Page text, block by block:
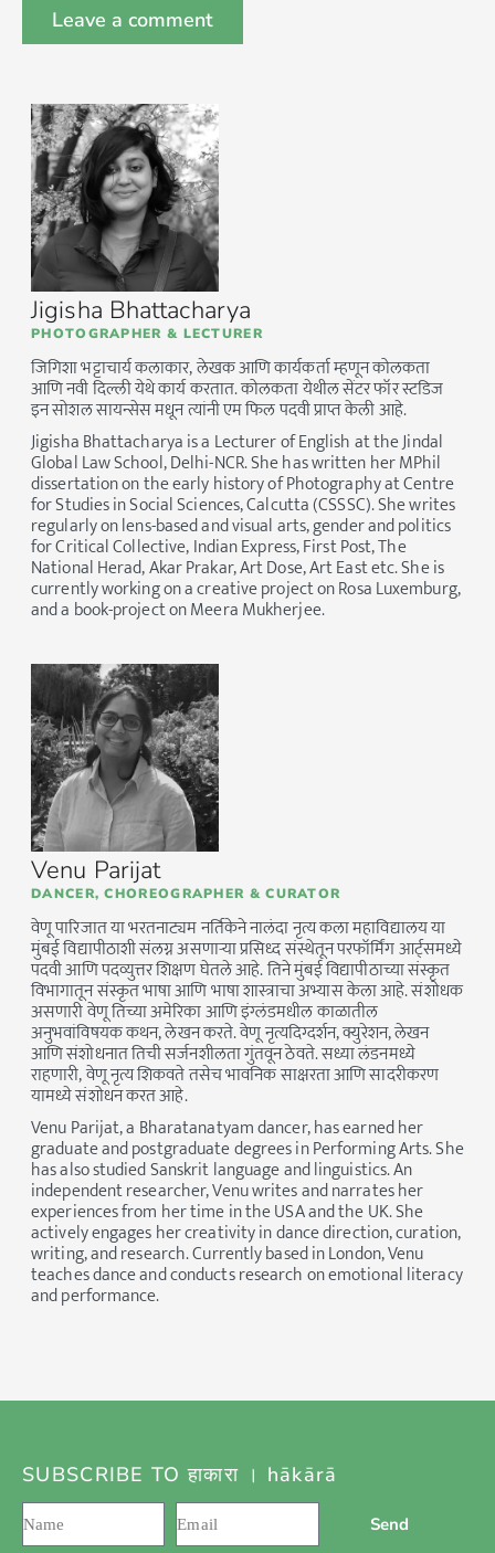
Jigisha Bhattacharya
PHOTOGRAPHER & LECTURER
जिगिशा भट्टाचार्य कलाकार, लेखक आणि कार्यकर्ता म्हणून कोलकता
आणि नवी दिल्ली येथे कार्य करतात. कोलकता येथील सेंटर फॉर स्टडिज
इन सोशल सायन्सेस मधून त्यांनी एम फिल पदवी प्राप्त केली आहे.
Jigisha Bhattacharya is a Lecturer of English at the Jindal
Global Law School, Delhi-NCR. She has written her MPhil
dissertation on the early history of Photography at Centre
for Studies in Social Sciences, Calcutta (CSSSC). She writes
regularly on lens-based and visual arts, gender and politics
for Critical Collective, Indian Express, First Post, The
National Herad, Akar Prakar, Art Dose, Art East etc. She is
currently working on a creative project on Rosa Luxemburg,
and a book-project on Meera Mukherjee.
Venu Parijat
DANCER, CHOREOGRAPHER & CURATOR
वेणू पारिजात या भरतनाट्यम नर्तिकेने नालंदा नृत्य कला महाविद्यालय या
मुंबई विद्यापीठाशी संलग्न असणाऱ्या प्रसिध्द संस्थेतून परफॉर्मिंग आर्ट्समध्ये
पदवी आणि पदव्युत्तर शिक्षण घेतले आहे. तिने मुंबई विद्यापीठाच्या संस्कृत
विभागातून संस्कृत भाषा आणि भाषा शास्त्राचा अभ्यास केला आहे. संशोधक
असणारी वेणू तिच्या अमेरिका आणि इंग्लंडमधील काळातील
अनुभवांविषयक कथन, लेखन करते. वेणू नृत्यदिग्दर्शन, क्युरेशन, लेखन
आणि संशोधनात तिची सर्जनशीलता गुंतवून ठेवते. सध्या लंडनमध्ये
राहणारी, वेणू नृत्य शिकवते तसेच भावनिक साक्षरता आणि सादरीकरण
यामध्ये संशोधन करत आहे.
Venu Parijat, a Bharatanatyam dancer, has earned her
graduate and postgraduate degrees in Performing Arts. She
has also studied Sanskrit language and linguistics. An
independent researcher, Venu writes and narrates her
experiences from her time in the USA and the UK. She
actively engages her creativity in dance direction, curation,
writing, and research. Currently based in London, Venu
teaches dance and conducts research on emotional literacy
and performance.
SUBSCRIBE TO हाकारा । hākārā
Send